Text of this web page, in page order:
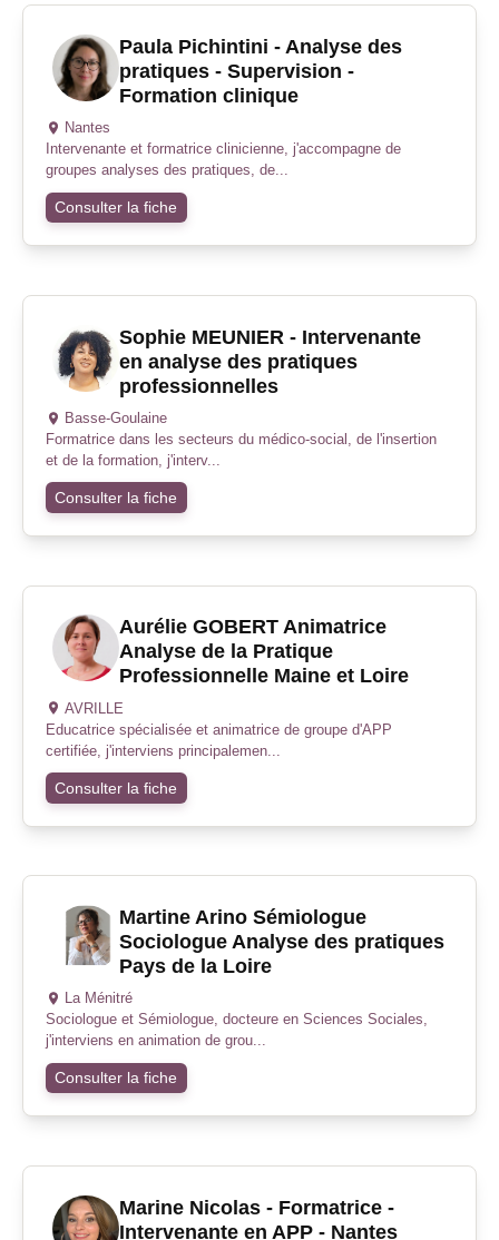
Paula Pichintini - Analyse des
pratiques - Supervision -
Formation clinique
Nantes
Intervenante et formatrice clinicienne, j'accompagne de
groupes analyses des pratiques, de...
Consulter la fiche
Sophie MEUNIER - Intervenante
en analyse des pratiques
professionnelles
Basse-Goulaine
Formatrice dans les secteurs du médico-social, de l'insertion
et de la formation, j'interv...
Consulter la fiche
Aurélie GOBERT Animatrice
Analyse de la Pratique
Professionnelle Maine et Loire
AVRILLE
Educatrice spécialisée et animatrice de groupe d'APP
certifiée, j'interviens principalemen...
Consulter la fiche
Martine Arino Sémiologue
Sociologue Analyse des pratiques
Pays de la Loire
La Ménitré
Sociologue et Sémiologue, docteure en Sciences Sociales,
j'interviens en animation de grou...
Consulter la fiche
Marine Nicolas - Formatrice -
Intervenante en APP - Nantes